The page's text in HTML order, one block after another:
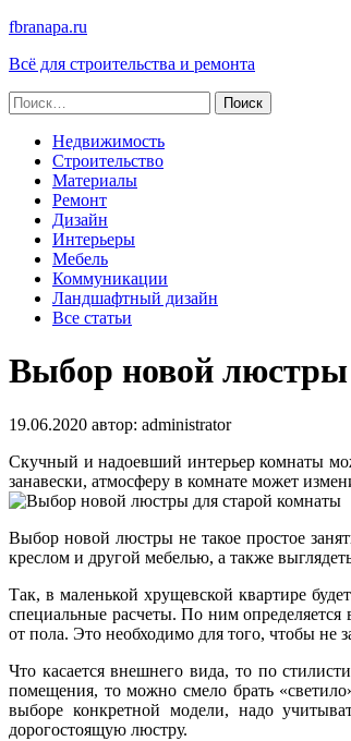
fbranapa.ru
Всё для строительства и ремонта
Найти:
Недвижимость
Строительство
Материалы
Ремонт
Дизайн
Интерьеры
Мебель
Коммуникации
Ландшафтный дизайн
Все статьи
Выбор новой
19.06.2020 автор: administrator
Скучный и надоевший интерьер комнаты
занавески, атмосферу в комнате может
Выбор новой люстры не такое простое
креслом и другой мебелью, а также
Так, в маленькой хрущевской квартире
специальные расчеты. По ним
от пола. Это необходимо для того, чтобы не
Что касается внешнего вида, то по
помещения, то можно смело брать
выборе конкретной модели, надо
дорогостоящую люстру.